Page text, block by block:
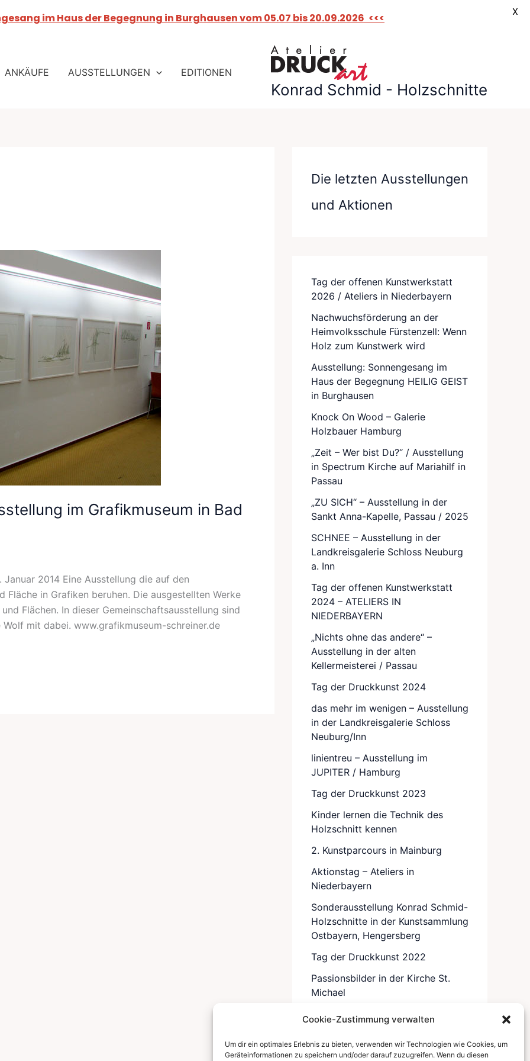
Cookie-Zustimmung verwalten
Um dir ein optimales Erlebnis zu bieten, verwenden wir Technologien wie Cookies, um
Geräteinformationen zu speichern und/oder darauf zuzugreifen. Wenn du diesen
ANKÄUFE AUSSTELLUNGEN EDITIONEN
Konrad Schmid - Holzschnitte
im Grafikmuseum in Bad
2014 Eine Ausstellung die auf den
in Grafiken beruhen. Die ausgestellten Werke
Flächen. In dieser Gemeinschaftsausstellung sind
mit dabei. www.grafikmuseum-schreiner.de
Die letzten Ausstellungen
und Aktionen
Tag der offenen Kunstwerkstatt
2026 / Ateliers in Niederbayern
Nachwuchsförderung an der
Heimvolksschule Fürstenzell: Wenn
Holz zum Kunstwerk wird
Ausstellung: Sonnengesang im
Haus der Begegnung HEILIG GEIST
in Burghausen
Knock On Wood – Galerie
Holzbauer Hamburg
„Zeit – Wer bist Du?“ / Ausstellung
in Spectrum Kirche auf Mariahilf in
Passau
„ZU SICH“ – Ausstellung in der
Sankt Anna-Kapelle, Passau / 2025
SCHNEE – Ausstellung in der
Landkreisgalerie Schloss Neuburg
a. Inn
Tag der offenen Kunstwerkstatt
2024 – ATELIERS IN
NIEDERBAYERN
„Nichts ohne das andere“ –
Ausstellung in der alten
Kellermeisterei / Passau
Tag der Druckkunst 2024
das mehr im wenigen – Ausstellung
in der Landkreisgalerie Schloss
Neuburg/Inn
linientreu – Ausstellung im
JUPITER / Hamburg
Tag der Druckkunst 2023
Kinder lernen die Technik des
Holzschnitt kennen
2. Kunstparcours in Mainburg
Aktionstag – Ateliers in
Niederbayern
Sonderausstellung Konrad Schmid-
Holzschnitte in der Kunstsammlung
Ostbayern, Hengersberg
Tag der Druckkunst 2022
Passionsbilder in der Kirche St.
Michael
Grosse Ostbayerische
Kunstausstellung 2022
im Haus der Begegnung in Burghausen vom 05.07 bis 20.09.2026 <<< X